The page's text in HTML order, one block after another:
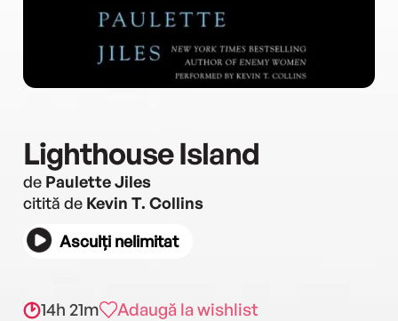
Lighthouse Island
de Paulette Jiles
citită de Kevin T. Collins
Asculți nelimitat
14h 21m Adaugă la wishlist